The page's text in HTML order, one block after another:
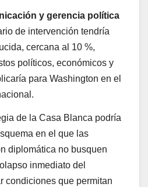
y gerencia política
de intervención tendría
cercana al 10 %,
políticos, económicos y
para Washington en el
de la Casa Blanca podría
en el que las
diplomática no busquen
inmediato del
condiciones que permitan